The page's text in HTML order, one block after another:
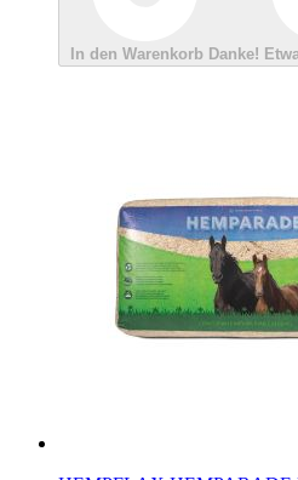
In den Warenkorb Danke!